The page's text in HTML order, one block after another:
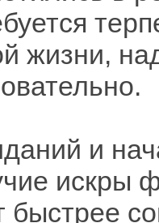
жизни,
и
искры